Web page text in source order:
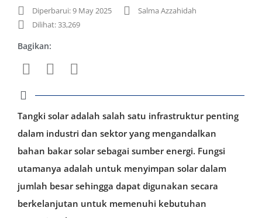
Diperbarui: 9 May 2025
Salma Azzahidah
Dilihat: 33,269
Bagikan:
Tangki solar adalah salah satu infrastruktur penting
dalam industri dan sektor yang mengandalkan
bahan bakar solar sebagai sumber energi. Fungsi
utamanya adalah untuk menyimpan solar dalam
jumlah besar sehingga dapat digunakan secara
berkelanjutan untuk memenuhi kebutuhan